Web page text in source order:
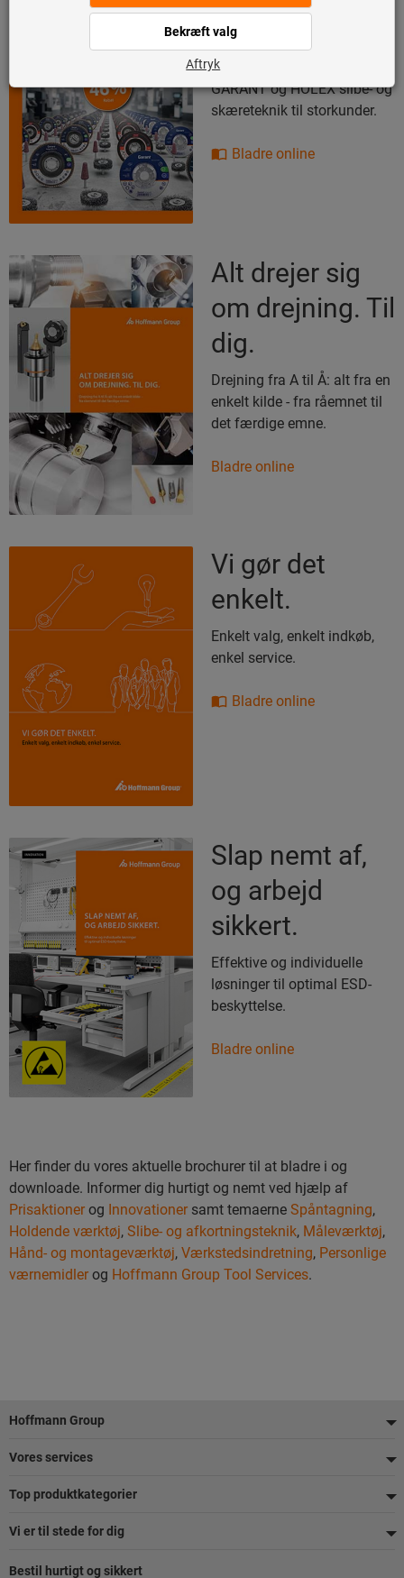
enorme
fordele.
GARANT og HOLEX slibe- og
skæreteknik til storkunder.
Bladre online
Alt drejer sig
om drejning. Til
dig.
Drejning fra A til Å: alt fra en
enkelt kilde - fra råemnet til
det færdige emne.
Bladre online
Vi gør det
enkelt.
Enkelt valg, enkelt indkøb,
enkel service.
Bladre online
Slap nemt af,
og arbejd
sikkert.
Effektive og individuelle
løsninger til optimal ESD-
beskyttelse.
Bladre online
Her finder du vores aktuelle brochurer til at bladre i og
downloade. Informer dig hurtigt og nemt ved hjælp af
Prisaktioner og Innovationer samt temaerne Spåntagning,
Holdende værktøj, Slibe- og afkortningsteknik, Måleværktøj,
Hånd- og montageværktøj, Værkstedsindretning, Personlige
værnemidler og Hoffmann Group Tool Services.
Footer
Hoffmann Group
Vores services
Top produktkategorier
Vi er til stede for dig
Bestil hurtigt og sikkert